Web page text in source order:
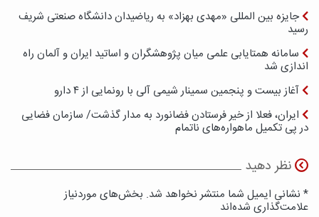
جایزه بین المللی «مهدی بهزاد» به ریاضیدان دانشگاه صنعتی شریف
رسید
سامانه همتایابی علمی میان پژوهشگران و اساتید ایران و آلمان راه
اندازی شد
آغاز بیست و پنجمین سمینار شیمی آلی با رونمایی از ۴ دارو
ایران، فعلا از خیر فرستادن فضانورد به مدار گذشت/ سازمان فضایی
در پی تکمیل ماهواره‌های ناتمام
نظر دهید
* نشانی ایمیل شما منتشر نخواهد شد. بخش‌های موردنیاز
علامت‌گذاری شده‌اند